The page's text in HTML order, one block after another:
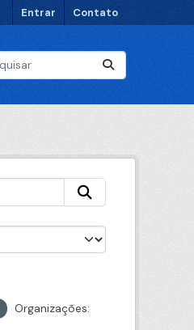
Entrar Contato
Organizações: